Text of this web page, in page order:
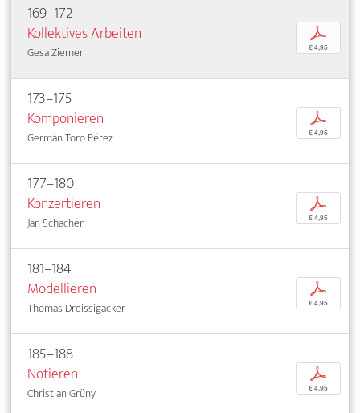
169–172
Kollektives Arbeiten
Gesa Ziemer
p
€ 4,95
173–175
Komponieren
Germán Toro Pérez
p
€ 4,95
177–180
Konzertieren
Jan Schacher
p
€ 4,95
181–184
Modellieren
Thomas Dreissigacker
p
€ 4,95
185–188
Notieren
Christian Grüny
p
€ 4,95